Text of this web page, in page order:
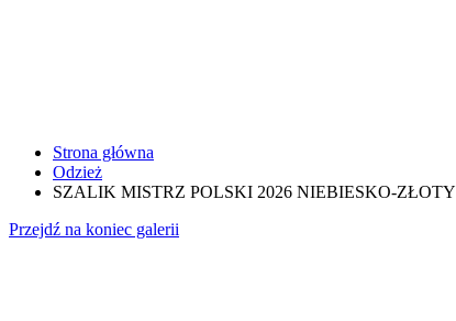
Strona główna
Odzież
SZALIK MISTRZ POLSKI 2026 NIEBIESKO-ZŁOTY
Przejdź na koniec galerii